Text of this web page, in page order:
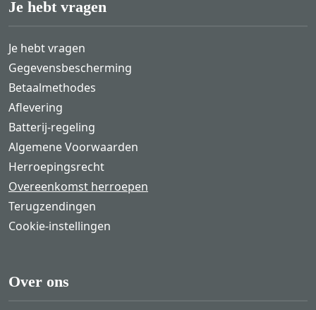
Je hebt vragen
Je hebt vragen
Gegevensbescherming
Betaalmethodes
Aflevering
Batterij-regeling
Algemene Voorwaarden
Herroepingsrecht
Overeenkomst herroepen
Terugzendingen
Cookie-instellingen
Over ons